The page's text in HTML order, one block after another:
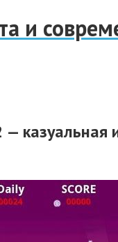
и
казуальная